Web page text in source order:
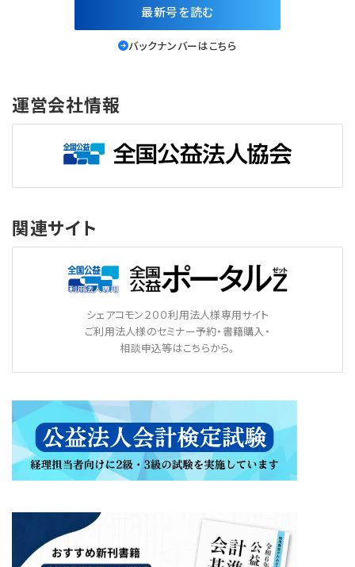
最新号を読む
バックナンバーはこちら
運営会社情報
関連サイト
シェアコモン２００利用法人様専用サイト
ご利用法人様のセミナー予約・書籍購入・
相談申込等はこちらから。